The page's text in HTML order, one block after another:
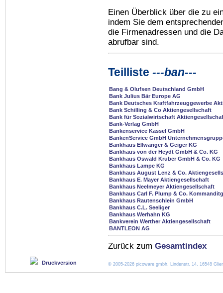
Einen Überblick über die zu
indem Sie dem
die Firmenadressen und die
abrufbar sind.
Teilliste ---ban---
Bang & Olufsen Deutschland GmbH
Bank Julius Bär Europe AG
Bank Deutsches Kraftfahrzeuggewerbe
Bank Schilling & Co Aktiengesellschaft
Bank für Sozialwirtschaft
Bank-Verlag GmbH
Bankenservice Kassel GmbH
BankenService GmbH
Bankhaus Ellwanger & Geiger KG
Bankhaus von der Heydt GmbH & Co. KG
Bankhaus Oswald Kruber GmbH & Co. KG
Bankhaus Lampe KG
Bankhaus August Lenz & Co.
Bankhaus E. Mayer Aktiengesellschaft
Bankhaus Neelmeyer Aktiengesellschaft
Bankhaus Carl F. Plump & Co.
Bankhaus Rautenschlein GmbH
Bankhaus C.L. Seeliger
Bankhaus Werhahn KG
Bankverein Werther Aktiengesellschaft
BANTLEON AG
Zurück zum Gesamtindex
Druckversion © 2005-2026 picoware gmbh, Lindenstr. 14, 16548